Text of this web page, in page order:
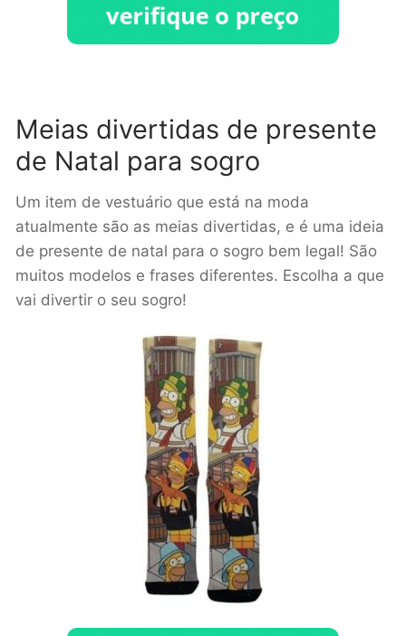
Meias divertidas de presente
de Natal para sogro
Um item de vestuário que está na moda
atualmente são as meias divertidas, e é uma ideia
de presente de natal para o sogro bem legal! São
muitos modelos e frases diferentes. Escolha a que
vai divertir o seu sogro!